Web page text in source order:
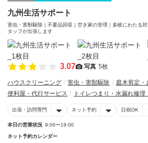
九州生活サポート
害虫・害獣駆除｜不要品回収｜空き家の管理｜多岐にわたる
タッフが出張します
3.07 写真 5枚
ハウスクリーニング 害虫・害獣駆除
庭木剪定・
便利屋・代行サービス
トイレつまり・水漏れ修理
出張・訪問専門 ネット予約 日祝OK
本日の営業状況 9:00〜19:00
ネット予約カレンダー